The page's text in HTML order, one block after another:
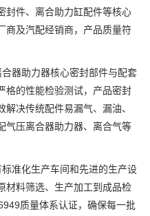
封件、离合助力缸配件等核心
商及汽配经销商，产品质量符
器助力器核心密封部件与配套
格的性能检验测试，产品密封
决传统配件易漏气、漏油、
气压离合器助力器、离合气等
准化生产车间和先进的生产设
材料筛选、生产加工到成品检
质量体系认证，确保每一批